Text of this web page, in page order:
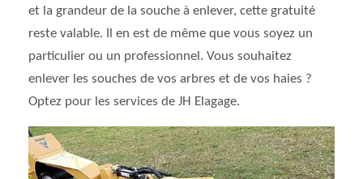
et la grandeur de la souche à enlever, cette gratuité
reste valable. Il en est de même que vous soyez un
particulier ou un professionnel. Vous souhaitez
enlever les souches de vos arbres et de vos haies ?
Optez pour les services de JH Elagage.